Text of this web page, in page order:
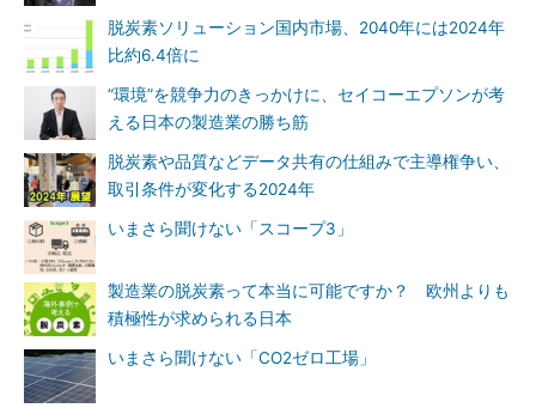
脱炭素ソリューション国内市場、2040年には2024年
比約6.4倍に
“環境”を競争力のきっかけに、セイコーエプソンが考
える日本の製造業の勝ち筋
脱炭素や品質などデータ共有の仕組みで主導権争い、
取引条件が変化する2024年
いまさら聞けない「スコープ3」
製造業の脱炭素って本当に可能ですか？ 欧州よりも
積極性が求められる日本
いまさら聞けない「CO2ゼロ工場」